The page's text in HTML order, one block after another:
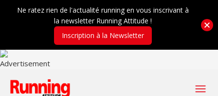
Ne ratez rien de l'actualité running en vous inscrivant à
la newsletter Running Attitude !
Inscription à la Newsletter